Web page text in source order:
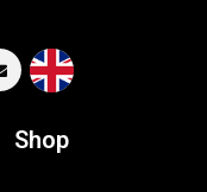
Shop